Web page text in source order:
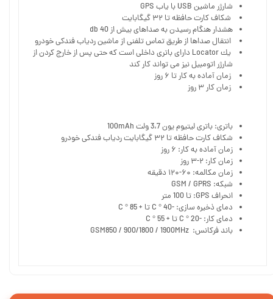
شارژر ماشین USB با یاب GPS
شکاف کارت حافظه تا ۳۲ گیگابایت
هشدار هنگام رسیدن به صداهای بیش از 40 db
انتقال صداها از طریق تماس تلفنی از ماشین ردیاب فندکی خودرو
یك Locator دارای باتری داخلی است كه حتی پس از خارج كردن از
شارژر اتومبیل نیز می تواند كار كند
زمان آماده به کار تا ۶ روز
زمان کار ۳ روز
باتری: باتری لیتیوم یون 3،7 ولت 100mAh
شکاف کارت حافظه تا ۳۲ گیگابایت ردیاب فندکی خودرو
زمان آماده به کار: ۶ روز
زمان کار: ۲-۳ روز
زمان مکالمه: ۶۰-۱۲۰ دقیقه
شبکه: GSM / GPRS
انحراف GPS: تا 100 متر
دمای ذخیره سازی: -40 ° C تا + 85 ° C
دمای کار: -20 ° C تا + 55 ° C
باند فرکانس: GSM850 / 900/1800 / 1900MHz